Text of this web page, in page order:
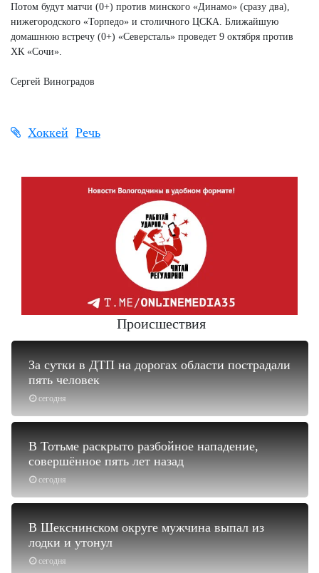
Потом будут матчи (0+) против минского «Динамо» (сразу два),
нижегородского «Торпедо» и столичного ЦСКА. Ближайшую
домашнюю встречу (0+) «Северсталь» проведет 9 октября против
ХК «Сочи».
Сергей Виноградов
Хоккей Речь
Происшествия
сегодня
За сутки в ДТП на дорогах области пострадали
пять человек
сегодня
В Тотьме раскрыто разбойное нападение,
совершённое пять лет назад
сегодня
В Шекснинском округе мужчина выпал из
лодки и утонул